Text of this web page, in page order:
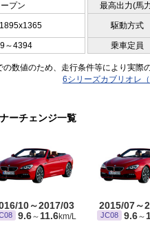
プン 最高出力(馬
駆動方式
～4394 乗車定員
数値のため、走行条件等により実際
6シリーズカブリオレ
ーチェンジ一覧
10～2017/03
9.6～ 11.6km/L
2015/07～
JC08 9.6～